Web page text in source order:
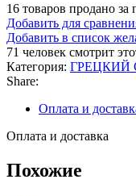
16 товаров продано за
Добавить для
Добавить в список
71 человек смотрит
Категория: ГРЕЦКИЙ
Share:
Оплата и
Оплата и доставка
Похожие